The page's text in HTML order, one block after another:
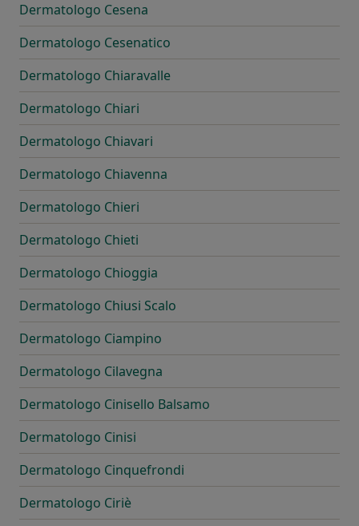
Dermatologo Cesena
Dermatologo Cesenatico
Dermatologo Chiaravalle
Dermatologo Chiari
Dermatologo Chiavari
Dermatologo Chiavenna
Dermatologo Chieri
Dermatologo Chieti
Dermatologo Chioggia
Dermatologo Chiusi Scalo
Dermatologo Ciampino
Dermatologo Cilavegna
Dermatologo Cinisello Balsamo
Dermatologo Cinisi
Dermatologo Cinquefrondi
Dermatologo Ciriè